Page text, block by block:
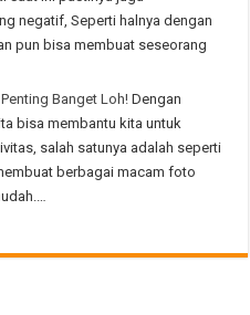
negatif, Seperti halnya dengan
pun bisa membuat seseorang
Banget Loh! Dengan
bisa membantu kita untuk
salah satunya adalah seperti
berbagai macam foto